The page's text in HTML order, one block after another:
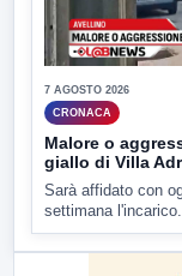
7 AGOSTO 2026
CRONACA
Malore o
giallo di Villa
Sarà affidato con
settimana